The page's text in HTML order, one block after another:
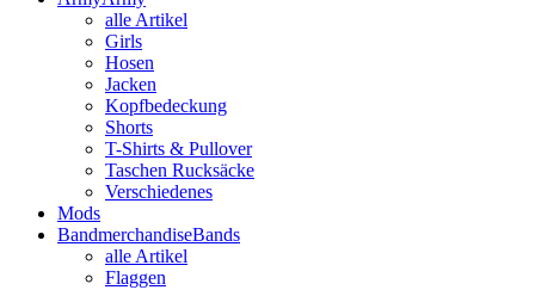
alle Artikel
Girls
Hosen
Jacken
Kopfbedeckung
Shorts
T-Shirts & Pullover
Taschen Rucksäcke
Verschiedenes
Mods
BandmerchandiseBands
alle Artikel
Flaggen